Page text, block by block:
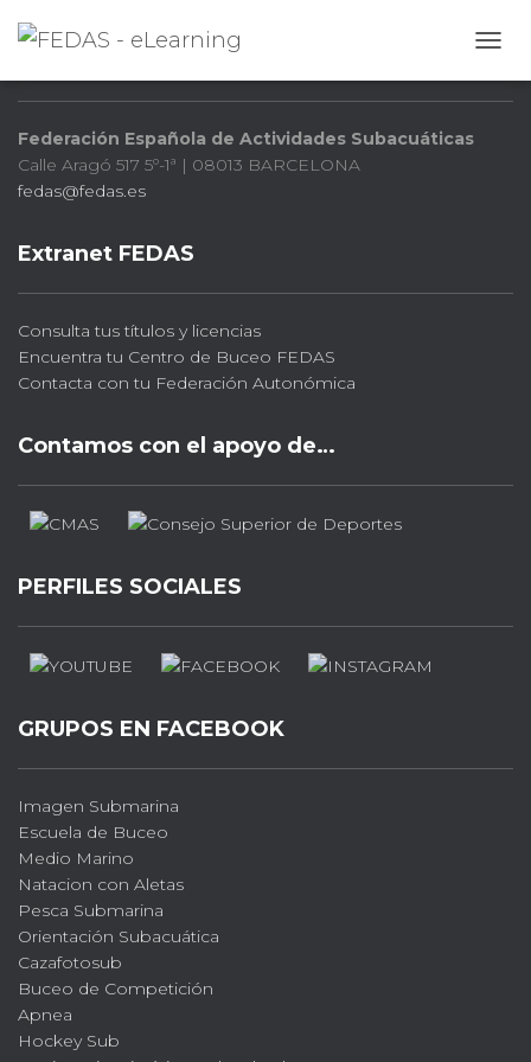
Federación Española de Actividades Subacuáticas
Calle Aragó 517 5º-1ª | 08013 BARCELONA
fedas@fedas.es
Extranet FEDAS
Consulta tus títulos y licencias
Encuentra tu Centro de Buceo FEDAS
Contacta con tu Federación Autonómica
Contamos con el apoyo de…
PERFILES SOCIALES
GRUPOS EN FACEBOOK
Imagen Submarina
Escuela de Buceo
Medio Marino
Natacion con Aletas
Pesca Submarina
Orientación Subacuática
Cazafotosub
Buceo de Competición
Apnea
Hockey Sub